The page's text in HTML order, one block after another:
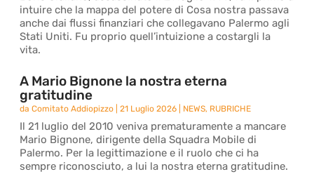
intuire che la mappa del potere di Cosa nostra passava
anche dai flussi finanziari che collegavano Palermo agli
Stati Uniti. Fu proprio quell’intuizione a costargli la
vita.
A Mario Bignone la nostra eterna
gratitudine
daComitato Addiopizzo |21 Luglio 2026 NEWS, RUBRICHE
Il 21 luglio del 2010 veniva prematuramente a mancare
Mario Bignone, dirigente della Squadra Mobile di
Palermo. Per la legittimazione e il ruolo che ci ha
sempre riconosciuto, a lui la nostra eterna gratitudine.